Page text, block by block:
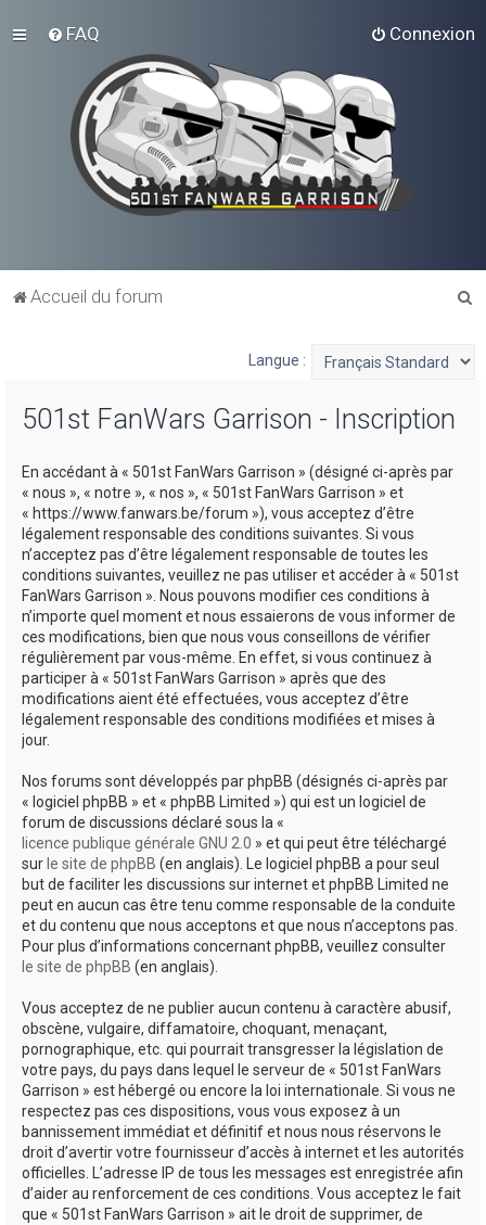
FAQ Connexion
Accueil du forum
Langue :
501st FanWars Garrison - Inscription
En accédant à « 501st FanWars Garrison » (désigné ci-après par
« nous », « notre », « nos », « 501st FanWars Garrison » et
« https://www.fanwars.be/forum »), vous acceptez d’être
légalement responsable des conditions suivantes. Si vous
n’acceptez pas d’être légalement responsable de toutes les
conditions suivantes, veuillez ne pas utiliser et accéder à « 501st
FanWars Garrison ». Nous pouvons modifier ces conditions à
n’importe quel moment et nous essaierons de vous informer de
ces modifications, bien que nous vous conseillons de vérifier
régulièrement par vous-même. En effet, si vous continuez à
participer à « 501st FanWars Garrison » après que des
modifications aient été effectuées, vous acceptez d’être
légalement responsable des conditions modifiées et mises à
jour.
Nos forums sont développés par phpBB (désignés ci-après par
« logiciel phpBB » et « phpBB Limited ») qui est un logiciel de
forum de discussions déclaré sous la «
licence publique générale GNU 2.0 » et qui peut être téléchargé
sur le site de phpBB (en anglais). Le logiciel phpBB a pour seul
but de faciliter les discussions sur internet et phpBB Limited ne
peut en aucun cas être tenu comme responsable de la conduite
et du contenu que nous acceptons et que nous n’acceptons pas.
Pour plus d’informations concernant phpBB, veuillez consulter
le site de phpBB (en anglais).
Vous acceptez de ne publier aucun contenu à caractère abusif,
obscène, vulgaire, diffamatoire, choquant, menaçant,
pornographique, etc. qui pourrait transgresser la législation de
votre pays, du pays dans lequel le serveur de « 501st FanWars
Garrison » est hébergé ou encore la loi internationale. Si vous ne
respectez pas ces dispositions, vous vous exposez à un
bannissement immédiat et définitif et nous nous réservons le
droit d’avertir votre fournisseur d’accès à internet et les autorités
officielles. L’adresse IP de tous les messages est enregistrée afin
d’aider au renforcement de ces conditions. Vous acceptez le fait
que « 501st FanWars Garrison » ait le droit de supprimer, de